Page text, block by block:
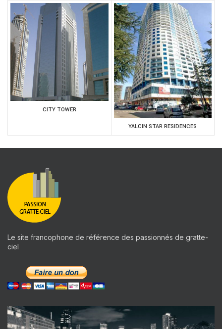
CITY TOWER
YALCIN STAR RESIDENCES
Le site francophone de référence des passionnés de gratte-
ciel